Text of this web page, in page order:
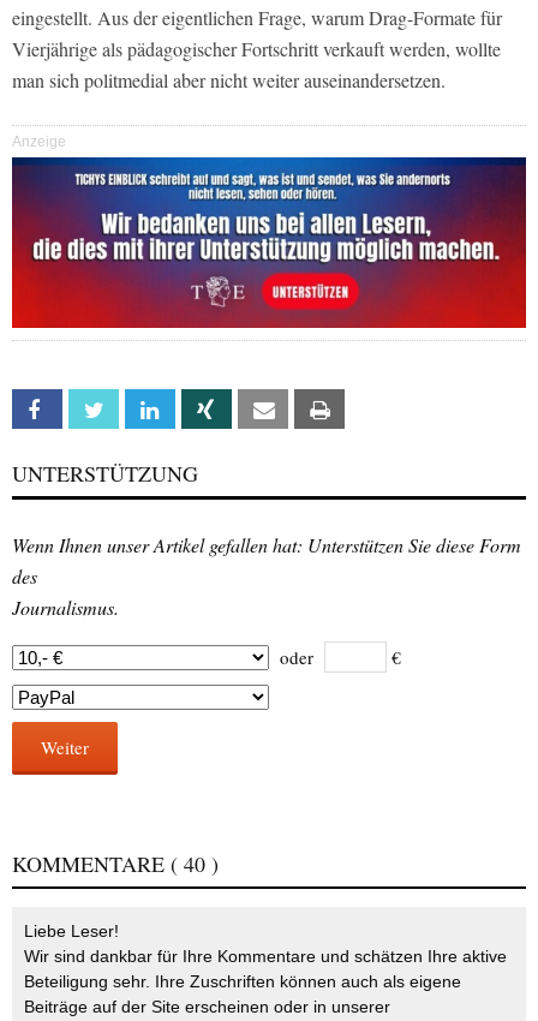
eingestellt. Aus der eigentlichen Frage, warum Drag-Formate für
Vierjährige als pädagogischer Fortschritt verkauft werden, wollte
man sich politmedial aber nicht weiter auseinandersetzen.
Anzeige
Facebook Twitter Linkedin Xing Email
UNTERSTÜTZUNG
Wenn Ihnen unser Artikel gefallen hat: Unterstützen Sie diese Form
des
Journalismus.
oder €
Weiter
KOMMENTARE ( 40 )
Liebe Leser!
Wir sind dankbar für Ihre Kommentare und schätzen Ihre aktive
Beteiligung sehr. Ihre Zuschriften können auch als eigene
Beiträge auf der Site erscheinen oder in unserer